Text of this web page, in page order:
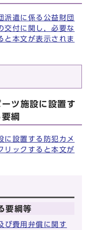
派遣に係る公益財団
交付に関し，必要な
と本文が表示されま
ツ施設に設置す
綱
に設置する防犯カメ
リックすると本文が
要綱等
び費用弁償に関す